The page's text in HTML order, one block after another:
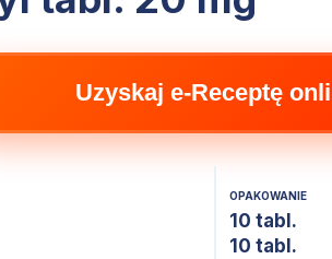
Uzyskaj e-Receptę
OPAKOWANIE
10 tabl.
10 tabl.